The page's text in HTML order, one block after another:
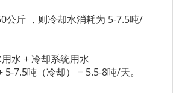
公斤 ，则冷却水消耗为 5-7.5吨/
水 + 冷却系统用水
7.5吨（冷却） = 5.5-8吨/天。